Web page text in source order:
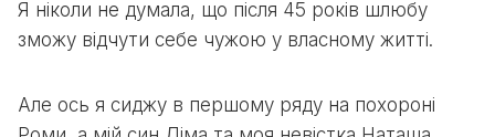
Я ніколи не думала, що після 45 років шлюбу
зможу відчути себе чужою у власному житті.
Але ось я сиджу в першому ряду на похороні